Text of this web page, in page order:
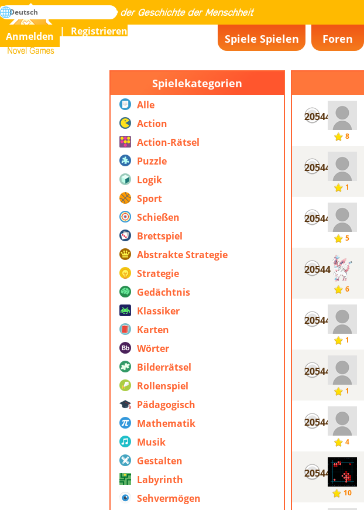
Novel Games
Meistern Sie alle Spiele der Geschichte der Menschheit
suche
Spiele Spielen Foren
Anmelden Registrieren
Deutsch
Spielekategorien
Alle
Action
Action-Rätsel
Puzzle
Logik
Sport
Schießen
Brettspiel
Abstrakte Strategie
Strategie
Gedächtnis
Klassiker
Karten
Wörter
Bilderrätsel
Rollenspiel
Pädagogisch
Mathematik
Musik
Gestalten
Labyrinth
Sehvermögen
20544
8
20544
1
20544
5
20544
6
20544
1
20544
1
20544
4
20544
10